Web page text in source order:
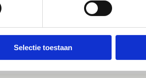
Selectie toestaan